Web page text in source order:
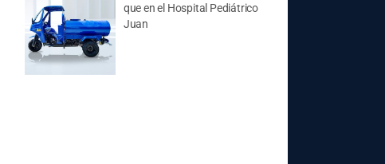
que en el Hospital Pediátrico
Juan